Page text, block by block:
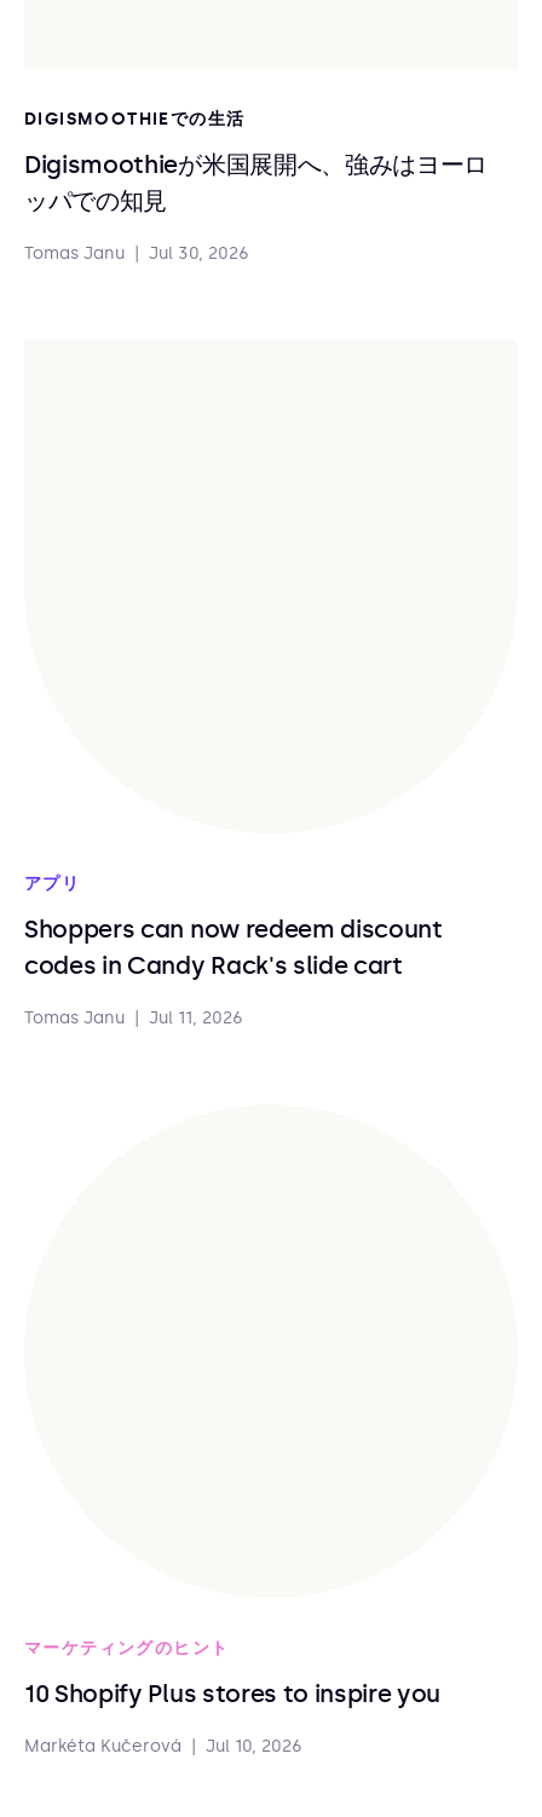
DIGISMOOTHIEでの生活
Digismoothieが米国展開へ、強みはヨーロ
ッパでの知見
Tomas Janu Jul 30, 2026
アプリ
Shoppers can now redeem discount
codes in Candy Rack's slide cart
Tomas Janu Jul 11, 2026
マーケティングのヒント
10 Shopify Plus stores to inspire you
Markéta Kučerová Jul 10, 2026